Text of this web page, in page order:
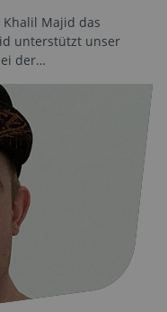
Khalil Majid das
unterstützt unser
der…